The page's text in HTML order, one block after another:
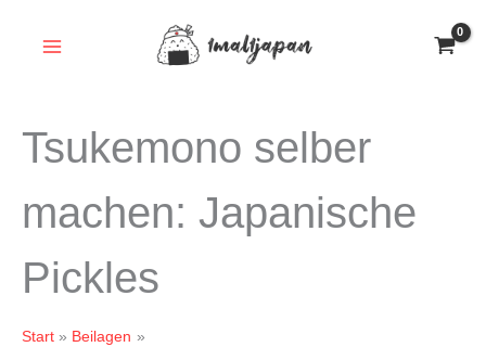
Tsukemono selber
machen: Japanische
Pickles
Start
Beilagen